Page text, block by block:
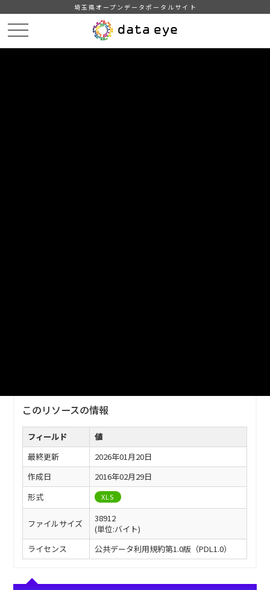
埼玉県オープンデータポータルサイト
このリソースの情報
フィールド
値
最終更新
2026年01月20日
作成日
2016年02月29日
形式
XLS
ファイルサイズ
38912
(単位:バイト)
ライセンス
公共データ利用規約第1.0版（PDL1.0）